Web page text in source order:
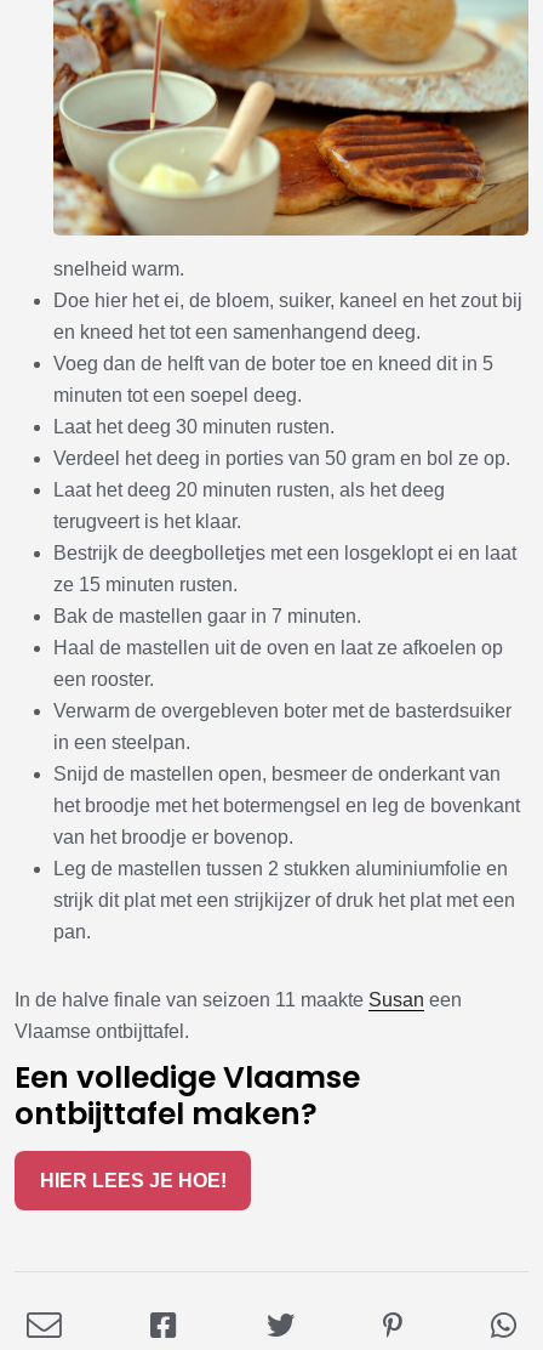
snelheid warm.
Doe hier het ei, de bloem, suiker, kaneel en het zout bij
en kneed het tot een samenhangend deeg.
Voeg dan de helft van de boter toe en kneed dit in 5
minuten tot een soepel deeg.
Laat het deeg 30 minuten rusten.
Verdeel het deeg in porties van 50 gram en bol ze op.
Laat het deeg 20 minuten rusten, als het deeg
terugveert is het klaar.
Bestrijk de deegbolletjes met een losgeklopt ei en laat
ze 15 minuten rusten.
Bak de mastellen gaar in 7 minuten.
Haal de mastellen uit de oven en laat ze afkoelen op
een rooster.
Verwarm de overgebleven boter met de basterdsuiker
in een steelpan.
Snijd de mastellen open, besmeer de onderkant van
het broodje met het botermengsel en leg de bovenkant
van het broodje er bovenop.
Leg de mastellen tussen 2 stukken aluminiumfolie en
strijk dit plat met een strijkijzer of druk het plat met een
pan.
In de halve finale van seizoen 11 maakte Susan een
Vlaamse ontbijttafel.
Een volledige Vlaamse
ontbijttafel maken?
HIER LEES JE HOE!
Deel
Deel